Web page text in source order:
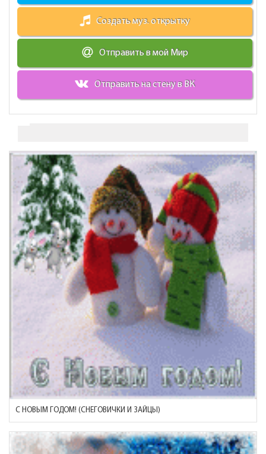
Создать муз. открытку
Отправить в мой Мир
Отправить на стену в ВК
С НОВЫМ ГОДОМ! (СНЕГОВИЧКИ И ЗАЙЦЫ)